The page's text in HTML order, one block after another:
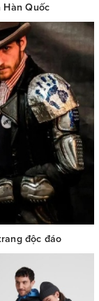
Hàn Quốc
độc đáo